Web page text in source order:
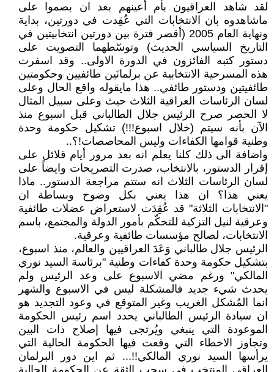
لقد شاهد العراقيون بأم أعينهم بعد ان بصموا على
ماشاهدوه بان الانتخابات التي عُقِدت في دورتين، بداية
ونهاية العام 2005 (أقصر فترة بين دورتين انتخابيتين في
التاريخ السياسي الحديث) وتوسّطهما التصويت على
دستور كتبه الفائزون في الدورة الاولى.. وقد اسفرت
هذه المسرحية الانتخابية عن برلمانَين طائفيين وحكومتين
طائفيتين ودستور طائفي.. هذا مايقوله واقع الحال وعلى
لسان الرئاسات العراقية الثلاث حيث وعلى سبيل المثال
لا الحصر صرح الرئيس جلال الطالباني قبل اسبوع منذ
الآن بأنه سيتم (خلال اسبوع!!!) تشكيل حكومة وحدة
وطنية قوامها الكفاءات وليس المحاصصات!؟..
واضافة الى ذلك كلنا يعلم انه بعد مرور أيام قلائل على
إقرار الدستور، بالانتخاب، صدرت التصريحات وايضاً على
لسان الرئاسات الثلاث انه ستتم مراجعة الدستور.. ماذا
يعني هذا؟ ان هذا يعني بكل وضوح وبساطة ان
"الانتخابات الثلاثة" قد عُقِدَت لاستعراض عضلات طائفية
وعرقية لنيل التزكية للتحكّم بأمور الدولة والمجتمع، باسم
الانتخابات، لصالح مؤسسات طائفية وعرقية.
الرئيس جلال طالباني وَعَدَ العراقيين والعالم، منذ اسبوع،
بتشكيل حكومة وحدة كفاءات وطنية "برئاسة السيد نوري
المالكي" ورغم مضي الاسبوع على وعد الرئيس ولم
يحدث شيء جديد فالمشكلة ليس في الاسبوع والشهر
انما المُشكل الغريب وغير المتوقع في وعود التجديد هو
ان سيادة الرئيس الطالباني يحدد اسم رئيس الحكومة
الموعودة التي ينبغي ويُرتجى فيها إصلاح ذات البين
وتجاوز الاخطاء التي وقعت فيها الحكومة الحالية التي
يرأسها السيد نوري المالكي!!... ثم اين دور البرلمان